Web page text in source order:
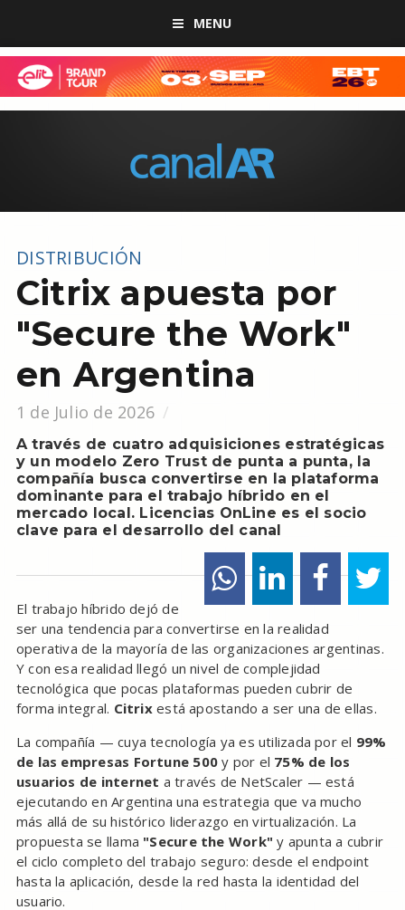
MENU
DISTRIBUCIÓN
Citrix apuesta por
"Secure the Work"
en Argentina
1 de Julio de 2026
A través de cuatro adquisiciones estratégicas
y un modelo Zero Trust de punta a punta, la
compañía busca convertirse en la plataforma
dominante para el trabajo híbrido en el
mercado local. Licencias OnLine es el socio
clave para el desarrollo del canal
El trabajo híbrido dejó de
ser una tendencia para convertirse en la realidad
operativa de la mayoría de las organizaciones argentinas.
Y con esa realidad llegó un nivel de complejidad
tecnológica que pocas plataformas pueden cubrir de
forma integral. Citrixestá apostando a ser una de ellas.
La compañía — cuya tecnología ya es utilizada por el 99%
de las empresas Fortune 500 y por el 75% de los
usuarios de internet a través de NetScaler — está
ejecutando en Argentina una estrategia que va mucho
más allá de su histórico liderazgo en virtualización. La
propuesta se llama "Secure the Work" y apunta a cubrir
el ciclo completo del trabajo seguro: desde el endpoint
hasta la aplicación, desde la red hasta la identidad del
usuario.